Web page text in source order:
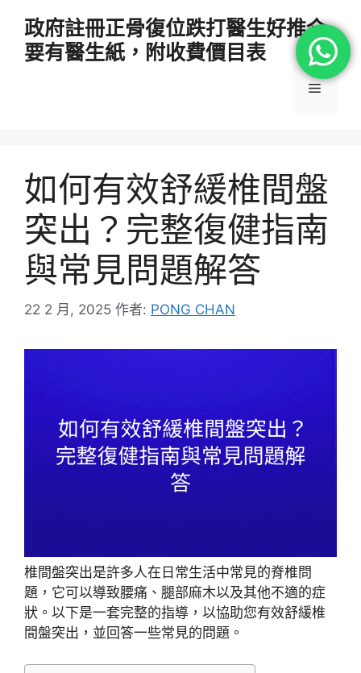
政府註冊正骨復位跌打醫生好推介
要有醫生紙，附收費價目表
選
如何有效舒緩椎間盤
突出？完整復健指南
與常見問題解答
22 2 月, 2025 作者: PONG CHAN
椎間盤突出是許多人在日常生活中常見的脊椎問
題，它可以導致腰痛、腿部麻木以及其他不適的症
狀。以下是一套完整的指導，以協助您有效舒緩椎
間盤突出，並回答一些常見的問題。